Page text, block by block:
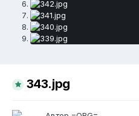
343.jpg